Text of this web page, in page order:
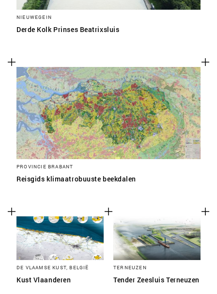
NIEUWEGEIN
Derde Kolk Prinses Beatrixsluis
PROVINCIE BRABANT
Reisgids klimaatrobuuste beekdalen
DE VLAAMSE KUST, BELGIË
Kust Vlaanderen
TERNEUZEN
Tender Zeesluis Terneuzen